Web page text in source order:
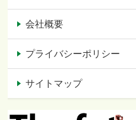
会社概要
プライバシーポリシー
サイトマップ